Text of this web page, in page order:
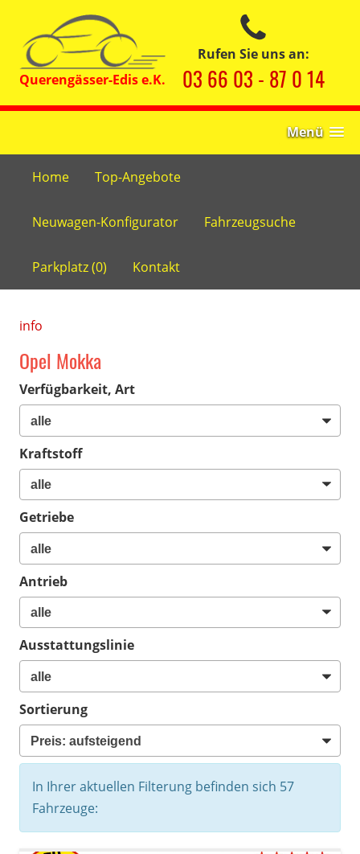
Rufen Sie uns an:
03 66 03 - 87 0 14
Menü
Home Top-Angebote
Neuwagen-Konfigurator Fahrzeugsuche
Parkplatz (0) Kontakt
info
Opel Mokka
Verfügbarkeit, Art
Kraftstoff
Getriebe
Antrieb
Ausstattungslinie
Sortierung
In Ihrer aktuellen Filterung befinden sich 57
Fahrzeuge: